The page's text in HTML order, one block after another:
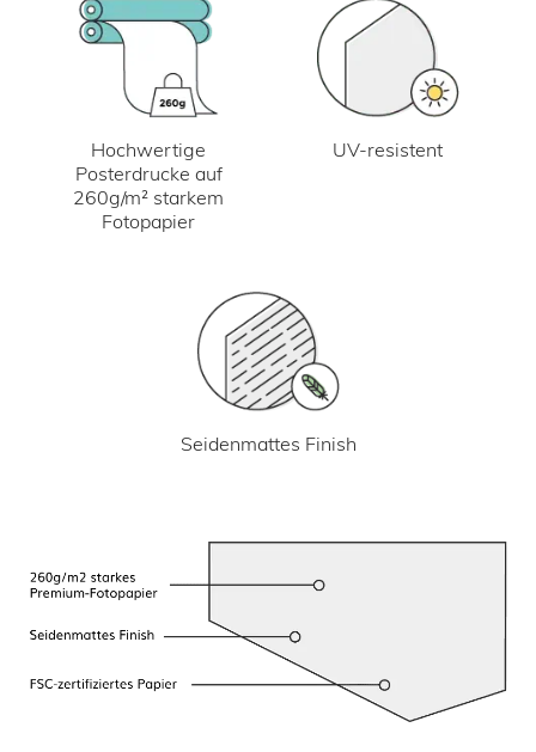
Hochwertige
Posterdrucke auf
260g/m² starkem
Fotopapier
UV-resistent
Seidenmattes Finish